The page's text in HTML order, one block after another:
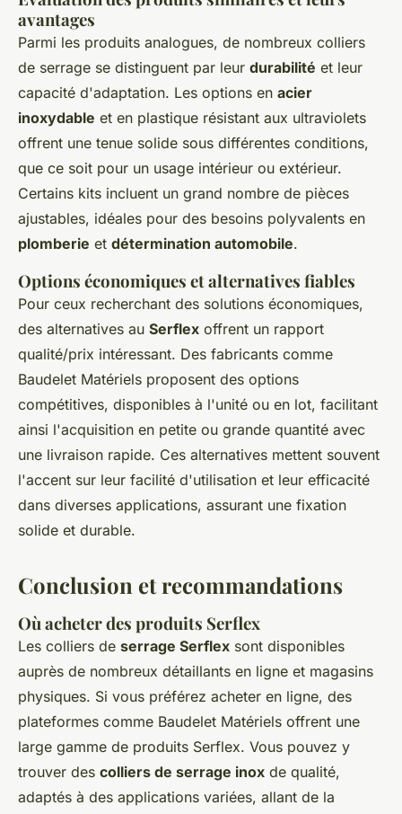
avantages
Parmi les produits analogues, de nombreux colliers
de serrage se distinguent par leur durabilité et leur
capacité d'adaptation. Les options en acier
inoxydable et en plastique résistant aux ultraviolets
offrent une tenue solide sous différentes conditions,
que ce soit pour un usage intérieur ou extérieur.
Certains kits incluent un grand nombre de pièces
ajustables, idéales pour des besoins polyvalents en
plomberie et détermination automobile.
Options économiques et alternatives fiables
Pour ceux recherchant des solutions économiques,
des alternatives au Serflex offrent un rapport
qualité/prix intéressant. Des fabricants comme
Baudelet Matériels proposent des options
compétitives, disponibles à l'unité ou en lot, facilitant
ainsi l'acquisition en petite ou grande quantité avec
une livraison rapide. Ces alternatives mettent souvent
l'accent sur leur facilité d'utilisation et leur efficacité
dans diverses applications, assurant une fixation
solide et durable.
Conclusion et recommandations
Où acheter des produits Serflex
Les colliers de serrage Serflex sont disponibles
auprès de nombreux détaillants en ligne et magasins
physiques. Si vous préférez acheter en ligne, des
plateformes comme Baudelet Matériels offrent une
large gamme de produits Serflex. Vous pouvez y
trouver des colliers de serrage inox de qualité,
adaptés à des applications variées, allant de la